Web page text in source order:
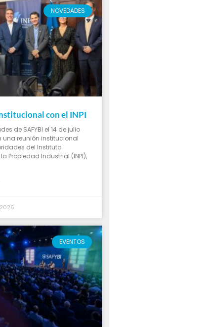
NOVEDADES
con el INPI
de SAFYBI el 14 de julio
una reunión institucional
del Instituto
Propiedad Industrial (INPI),
EVENTOS